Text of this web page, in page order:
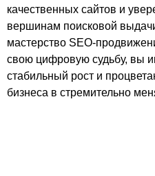
качественных сайтов и
вершинам поисковой
мастерство SEO-
свою цифровую судьбу, вы
стабильный рост и
бизнеса в стремительно